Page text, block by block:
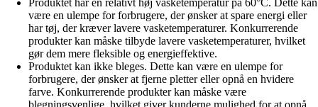
Produktet har en relativt høj vasketemperatur på 60°C. Dette kan
være en ulempe for forbrugere, der ønsker at spare energi eller
har tøj, der kræver lavere vasketemperaturer. Konkurrerende
produkter kan måske tilbyde lavere vasketemperaturer, hvilket
gør dem mere fleksible og energieffektive.
Produktet kan ikke bleges. Dette kan være en ulempe for
forbrugere, der ønsker at fjerne pletter eller opnå en hvidere
farve. Konkurrerende produkter kan måske være